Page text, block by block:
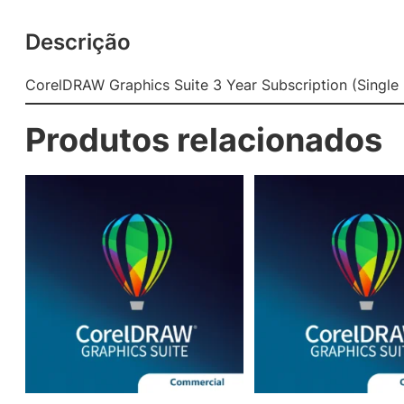
Descrição
CorelDRAW Graphics Suite 3 Year Subscription (Single
Produtos relacionados